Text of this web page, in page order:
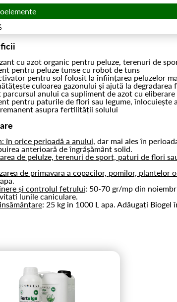
cu azot organic pentru peluze, terenuri de
pentru peluze tunse cu robot de tuns
pentru sol folosit la înființarea peluzelor
culoarea gazonului și ajută la
parcursul anului ca supliment de azot cu
pentru paturile de flori sau legume, înlocuiește
asupra fertilității solului
în orice perioadă a anului, dar mai ales în
anterioară de îngrășământ solid.
de pelulze, terenuri de sport, paturi de flori
de primavara a copacilor, pomilor, plantelor
și controlul fetrului: 50-70 gr/mp din
lunile caniculare.
: 25 kg in 1000 L apa. Adăugați